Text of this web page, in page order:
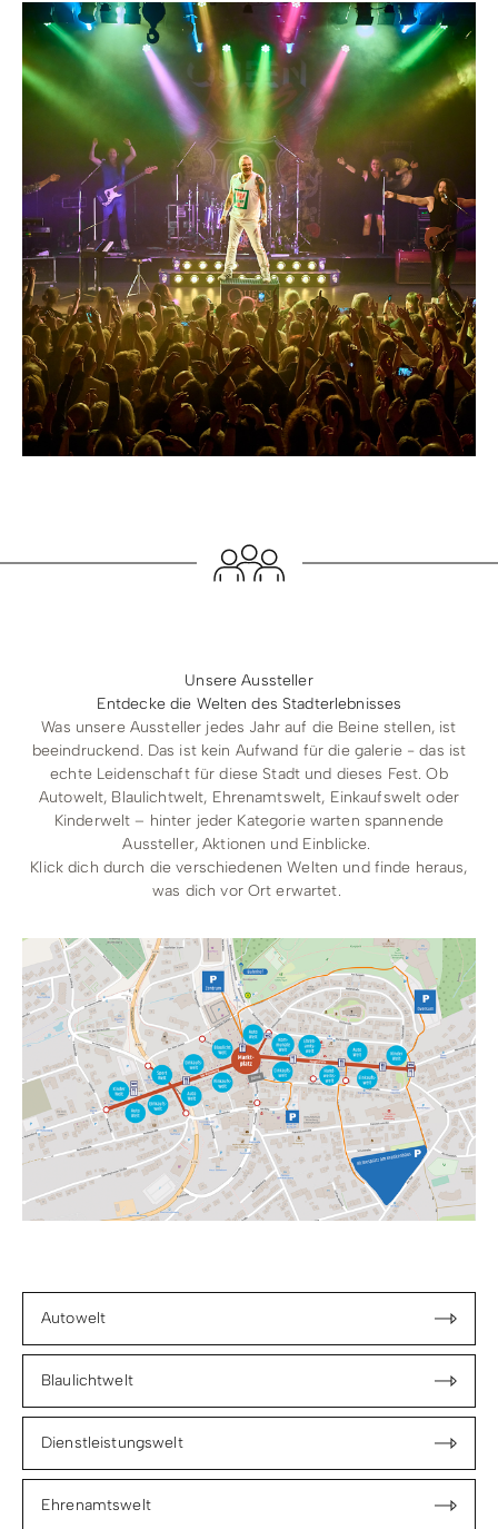
Unsere Aussteller
Entdecke die Welten des Stadterlebnisses
Was unsere Aussteller jedes Jahr auf die Beine stellen, ist
beeindruckend. Das ist kein Aufwand für die galerie - das ist
echte Leidenschaft für diese Stadt und dieses Fest. Ob
Autowelt, Blaulichtwelt, Ehrenamtswelt, Einkaufswelt oder
Kinderwelt – hinter jeder Kategorie warten spannende
Aussteller, Aktionen und Einblicke.
Klick dich durch die verschiedenen Welten und finde heraus,
was dich vor Ort erwartet.
Autowelt
Blaulichtwelt
Dienstleistungswelt
Ehrenamtswelt